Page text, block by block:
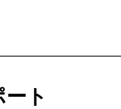
ト